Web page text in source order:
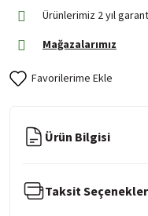
Ürünlerimiz 2 yıl
Mağazalarımız
Ürün Bilgisi
Taksit